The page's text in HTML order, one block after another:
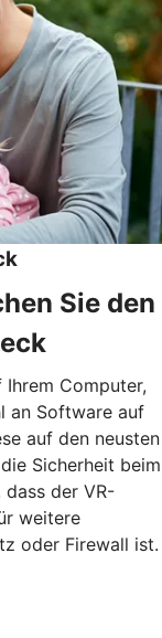
Sie den
Computer,
an Software auf
auf den neusten
Sicherheit beim
dass der VR-
weitere
oder Firewall ist.